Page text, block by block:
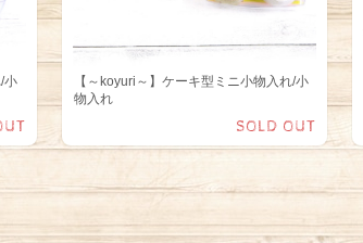
小
【～koyuri～】ケーキ型ミニ小物入れ/小
物入れ
SOLD OUT